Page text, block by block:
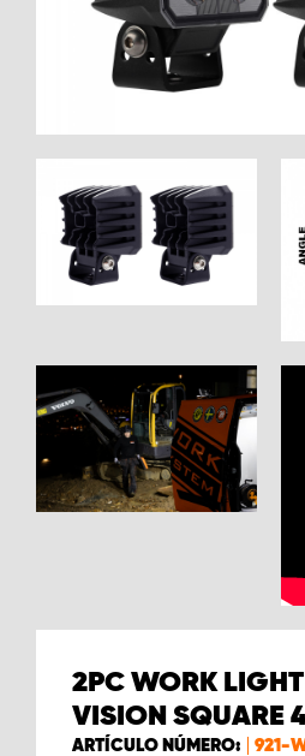
2PC WORK
VISION SQUARE
ARTÍCULO NÚMERO: 921-